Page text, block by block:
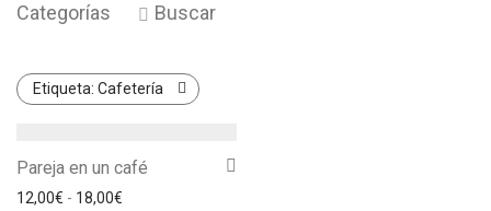
Categorías Buscar
Etiqueta: Cafetería
Pareja en un café
12,00€ - 18,00€